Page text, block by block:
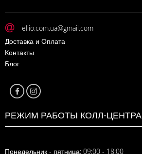
ellio.com.ua@gmail.com
Доставка и Оплата
Контакты
Блог
РЕЖИМ РАБОТЫ КОЛЛ-ЦЕНТРА
Понедельник - пятница: 09:00 - 18:00